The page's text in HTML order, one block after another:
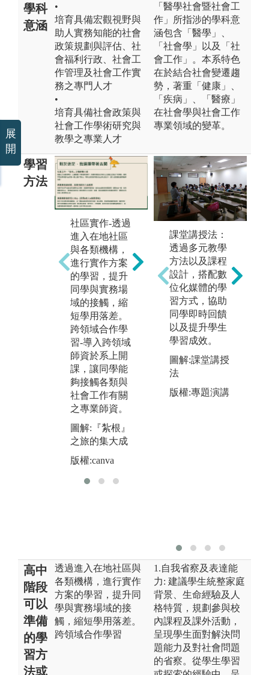
學科
意涵
•
培育具備宏觀視野與
助人實務知能的社會
政策規劃與評估、社
會福利行政、社會工
作管理及社會工作實
務之專門人才
•
培育具備社會政策與
社會工作學術研究與
教學之專業人才
「醫學社會暨社會工
作」所指涉的學科意
涵包含「醫學」、
「社會學」以及「社
會工作」。本系特色
在於結合社會變遷趨
勢，著重「健康」、
「疾病」、「醫療」
在社會學與社會工作
專業領域的變革。
學習
方法
社區實作-透過
進入在地社區
與各類機構，
進行實作方案
的學習，提升
同學與實務場
域的接觸，縮
短學用落差。
跨領域合作學
習-導入跨領域
師資於系上開
課，讓同學能
夠接觸各類與
社會工作有關
之專業師資。
圖解:『紮根』
之旅的集大成
版權:canva
社工系服務隊-
透過服務隊讓
學生走入社區
並了解偏鄉真
正的需求
圖解:看見更多
族群的樣貌
版權:canva
課堂講授法：
透過多元教學
方法以及課程
設計，搭配數
位化媒體的學
習方式，協助
同學即時回饋
以及提升學生
學習成效。
圖解:課堂講授
法
版權:專題演講
高中
階段
可以
準備
的學
習方
法或
透過進入在地社區與
各類機構，進行實作
方案的學習，提升同
學與實務場域的接
觸，縮短學用落差。
跨領域合作學習
1.自我省察及表達能
力: 建議學生統整家庭
背景、生命經驗及人
格特質，規劃參與校
內課程及課外活動，
呈現學生面對解決問
題能力及對社會問題
的省察。從學生學習
展
開